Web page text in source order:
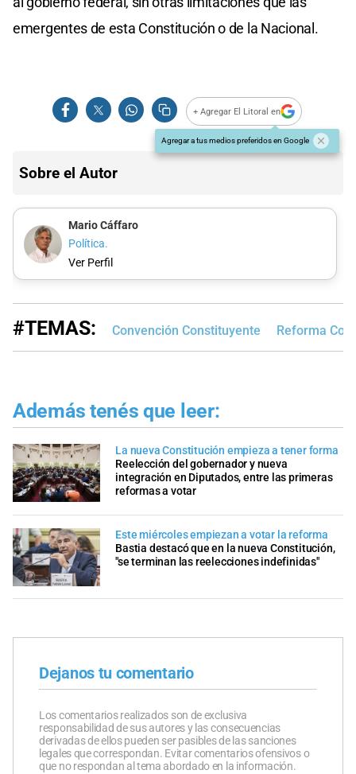
emergentes de esta Constitución o de la Nacional.
+ Agregar El Litoral en
Agregar a tus medios preferidos en Google
Sobre el Autor
Mario Cáffaro
Política.
Ver Perfil
#TEMAS: Convención Constituyente Reforma
Además tenés que leer:
La nueva Constitución empieza a tener forma
Reelección del gobernador y nueva
integración en Diputados, entre las primeras
reformas a votar
Este miércoles empiezan a votar la reforma
Bastia destacó que en la nueva Constitución,
"se terminan las reelecciones indefinidas"
Dejanos tu comentario
Los comentarios realizados son de exclusiva
responsabilidad de sus autores y las consecuencias
derivadas de ellos pueden ser pasibles de las sanciones
legales que correspondan. Evitar comentarios ofensivos o
que no respondan al tema abordado en la información.